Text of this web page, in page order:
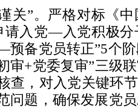
关”。严格对标《
请入党—入党积极
备党员转正”5个
审+党委复审”三级
查，对入党关键环
问题，确保发展党